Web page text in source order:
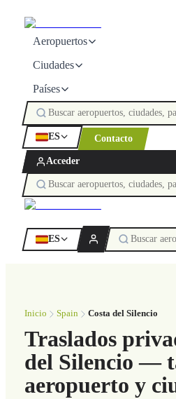
Aeropuertos
Ciudades
Países
ES Contacto
Acceder
ES
Inicio Spain Costa del Silencio
Traslados
del Silencio —
aeropuerto y